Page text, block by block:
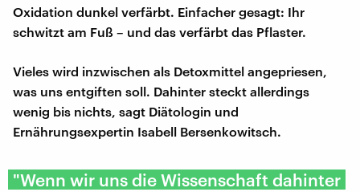
Oxidation dunkel verfärbt. Einfacher gesagt: Ihr
schwitzt am Fuß – und das verfärbt das Pflaster.
Vieles wird inzwischen als Detoxmittel angepriesen,
was uns entgiften soll. Dahinter steckt allerdings
wenig bis nichts, sagt Diätologin und
Ernährungsexpertin Isabell Bersenkowitsch.
"Wenn wir uns die Wissenschaft dahinter